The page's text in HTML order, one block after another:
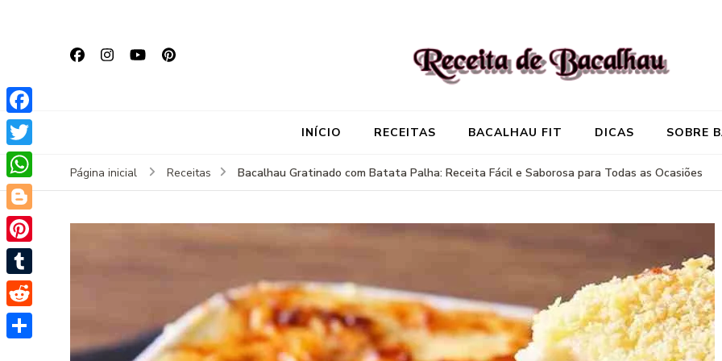
INÍCIO RECEITAS BACALHAU FIT DICAS SOBRE
Página inicial Receitas Bacalhau Gratinado com Batata Palha: Receita Fácil e Saborosa para Todas as Ocasiões
Facebook
Twitter
WhatsApp
Blogger
Pinterest
Tumblr
Reddit